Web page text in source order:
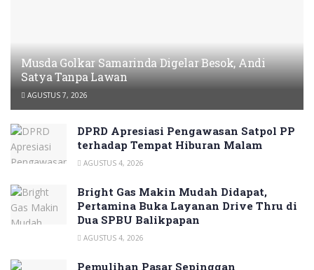
Musda Golkar Samarinda Digelar Besok, Andi
Satya Tanpa Lawan
AGUSTUS 7, 2026
DPRD Apresiasi Pengawasan Satpol PP
terhadap Tempat Hiburan Malam
AGUSTUS 4, 2026
Bright Gas Makin Mudah Didapat,
Pertamina Buka Layanan Drive Thru di
Dua SPBU Balikpapan
AGUSTUS 4, 2026
Pemulihan Pasar Sepinggan